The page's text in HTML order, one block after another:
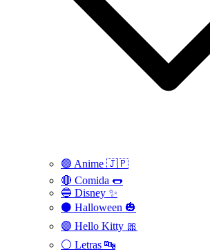
🟢 Anime 🇯🇵
🔴 Comida 🌭
🔵 Disney ✨
⚫ Halloween 🎃
🟣 Hello Kitty 🎀
⚪️ Letras 🔤